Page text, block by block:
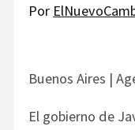
Por
Buenos Aires |
El gobierno de